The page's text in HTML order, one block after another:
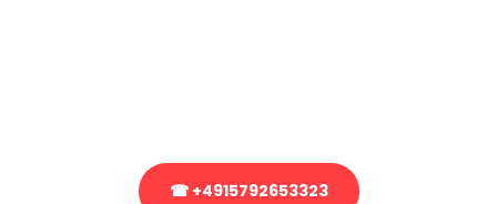
☎ +4915792653323